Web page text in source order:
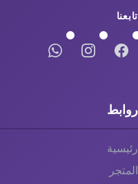
تابعنا
روابط
رئيسية
المتجر